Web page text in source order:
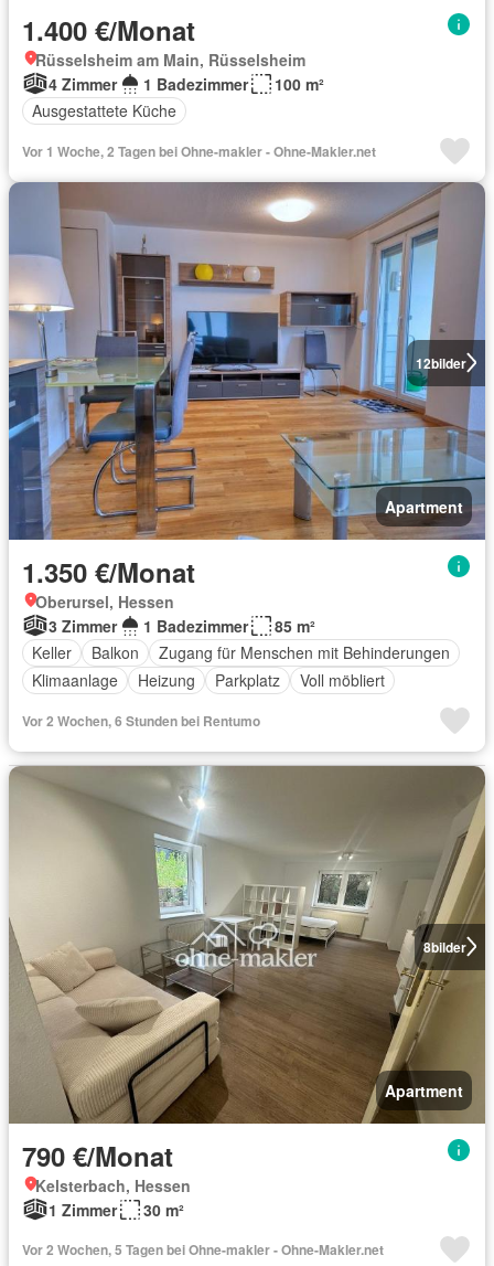
1.400 €/Monat
Rüsselsheim am Main, Rüsselsheim
4 Zimmer
1 Badezimmer
100 m²
Ausgestattete Küche
Vor 1 Woche, 2 Tagen bei Ohne-makler - Ohne-Makler.net
12bilder
Apartment
1.350 €/Monat
Oberursel, Hessen
3 Zimmer
1 Badezimmer
85 m²
Keller
Balkon
Zugang für Menschen mit Behinderungen
Klimaanlage
Heizung Parkplatz Voll möbliert
Vor 2 Wochen, 6 Stunden bei Rentumo
8bilder
Apartment
790 €/Monat
Kelsterbach, Hessen
1 Zimmer
30 m²
Vor 2 Wochen, 5 Tagen bei Ohne-makler - Ohne-Makler.net